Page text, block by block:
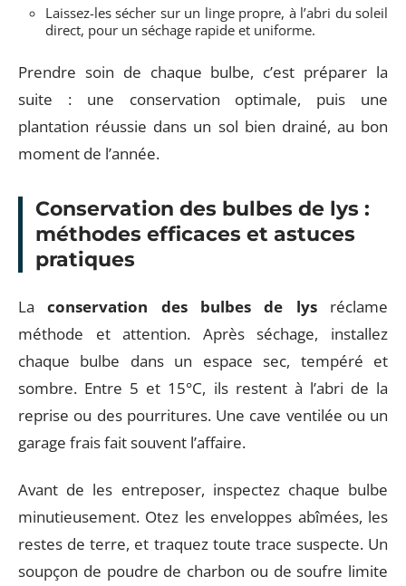
Laissez-les sécher sur un linge propre, à l’abri du soleil
direct, pour un séchage rapide et uniforme.
Prendre soin de chaque bulbe, c’est préparer la
suite : une conservation optimale, puis une
plantation réussie dans un sol bien drainé, au bon
moment de l’année.
Conservation des bulbes de lys :
méthodes efficaces et astuces
pratiques
Laconservation des bulbes de lysréclame
méthode et attention. Après séchage, installez
chaque bulbe dans un espace sec, tempéré et
sombre. Entre 5 et 15°C, ils restent à l’abri de la
reprise ou des pourritures. Une cave ventilée ou un
garage frais fait souvent l’affaire.
Avant de les entreposer, inspectez chaque bulbe
minutieusement. Otez les enveloppes abîmées, les
restes de terre, et traquez toute trace suspecte. Un
soupçon de poudre de charbon ou de soufre limite